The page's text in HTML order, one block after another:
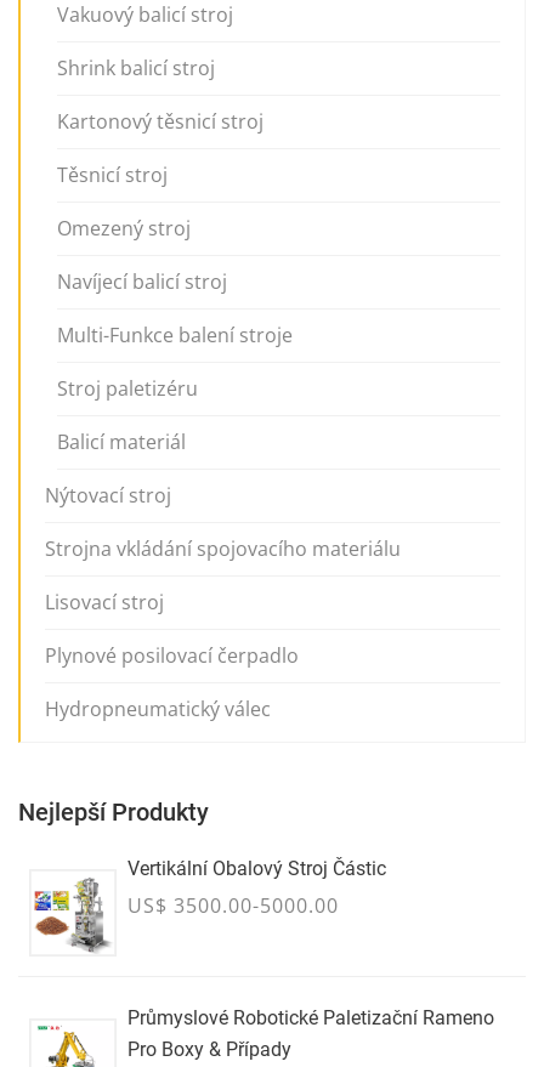
Vakuový balicí stroj
Shrink balicí stroj
Kartonový těsnicí stroj
Těsnicí stroj
Omezený stroj
Navíjecí balicí stroj
Multi-Funkce balení stroje
Stroj paletizéru
Balicí materiál
Nýtovací stroj
Strojna vkládání spojovacího materiálu
Lisovací stroj
Plynové posilovací čerpadlo
Hydropneumatický válec
Nejlepší Produkty
Vertikální Obalový Stroj Částic
US$ 3500.00-5000.00
Průmyslové Robotické Paletizační Rameno
Pro Boxy & Případy